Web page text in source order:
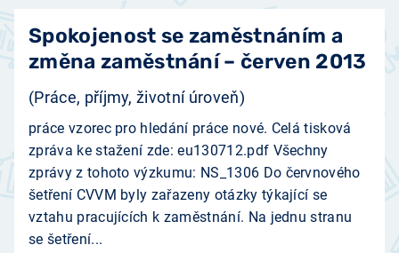
Spokojenost se zaměstnáním a
změna zaměstnání – červen 2013
(Práce, příjmy, životní úroveň)
práce vzorec pro hledání práce nové. Celá tisková
zpráva ke stažení zde: eu130712.pdf Všechny
zprávy z tohoto výzkumu: NS_1306 Do červnového
šetření CVVM byly zařazeny otázky týkající se
vztahu pracujících k zaměstnání. Na jednu stranu
se šetření...